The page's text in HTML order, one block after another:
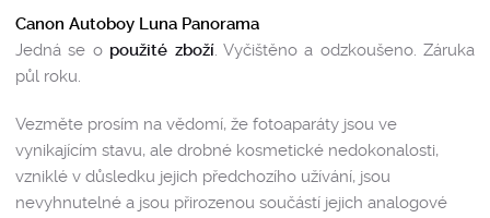
Canon Autoboy Luna Panorama
Jedná se o použité zboží. Vyčištěno a odzkoušeno. Záruka
půl roku.
Vezměte prosím na vědomí, že fotoaparáty jsou ve
vynikajícím stavu, ale drobné kosmetické nedokonalosti,
vzniklé v důsledku jejich předchozího užívání, jsou
nevyhnutelné a jsou přirozenou součástí jejich analogové